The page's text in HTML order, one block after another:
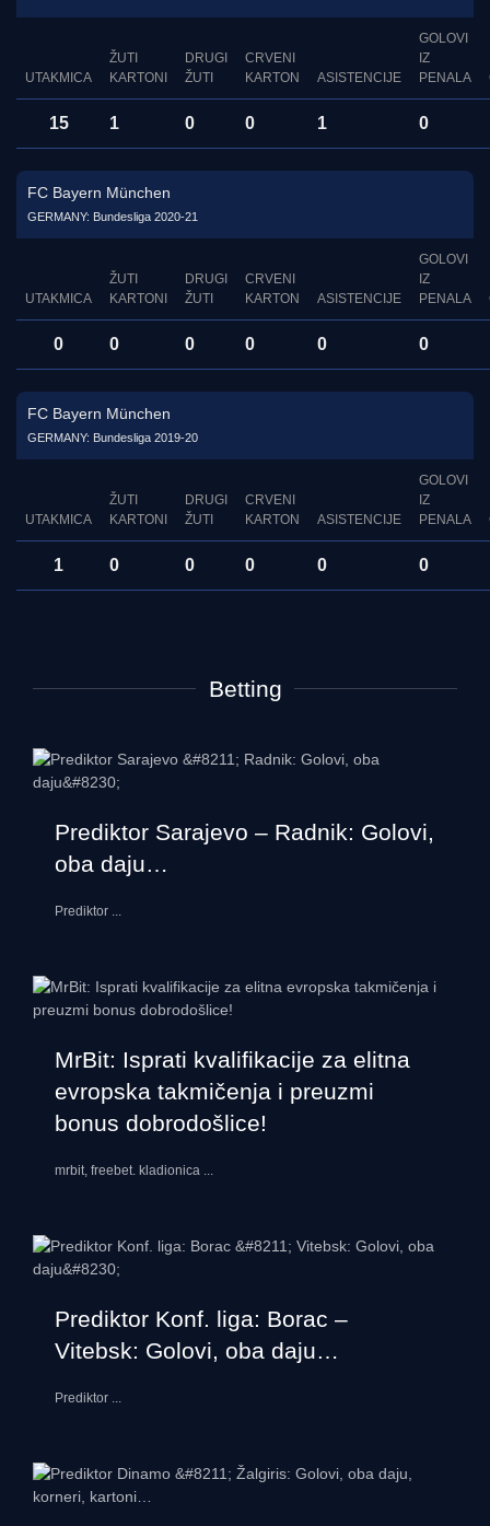
UTAKMICA
ŽUTI
KARTONI
DRUGI
ŽUTI
CRVENI
KARTON
ASISTENCIJE
GOLOVI
IZ
PENALA
15 1 0 0 1 0
FC Bayern München
GERMANY: Bundesliga 2020-21
UTAKMICA
ŽUTI
KARTONI
DRUGI
ŽUTI
CRVENI
KARTON
ASISTENCIJE
GOLOVI
IZ
PENALA
0 0 0 0 0 0
FC Bayern München
GERMANY: Bundesliga 2019-20
UTAKMICA
ŽUTI
KARTONI
DRUGI
ŽUTI
CRVENI
KARTON
ASISTENCIJE
GOLOVI
IZ
PENALA
1 0 0 0 0 0
Betting
Prediktor Sarajevo – Radnik: Golovi,
oba daju…
Prediktor ...
MrBit: Isprati kvalifikacije za elitna
evropska takmičenja i preuzmi
bonus dobrodošlice!
mrbit, freebet. kladionica ...
Prediktor Konf. liga: Borac –
Vitebsk: Golovi, oba daju…
Prediktor ...